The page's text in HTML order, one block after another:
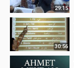
29:15
30:56